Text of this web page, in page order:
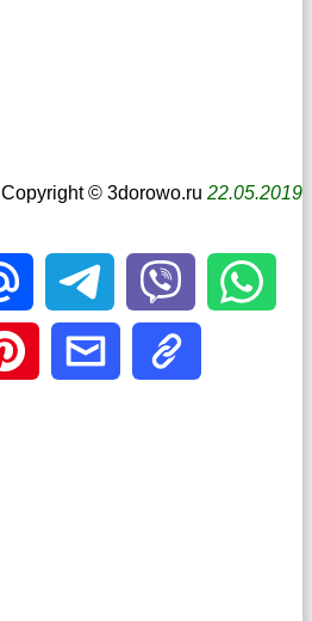
Copyright © 3dorowo.ru 22.05.2019